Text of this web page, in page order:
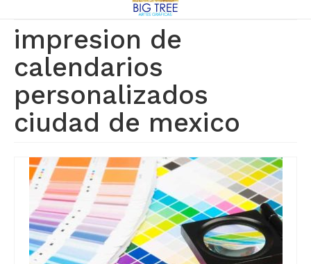
impresion de
calendarios
personalizados
ciudad de mexico